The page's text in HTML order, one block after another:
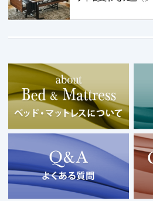
マットレス中国ネット直販店
Copyright © 2026 Granz co.,Ltd. All Rights Resrved.